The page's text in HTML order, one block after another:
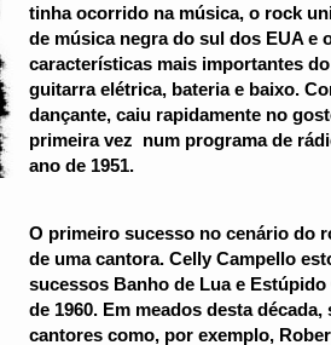
tinha ocorrido na música, o rock
de música negra do sul dos EUA e
características mais importantes
guitarra elétrica, bateria e baixo.
dançante, caiu rapidamente no
primeira vez num programa de
ano de 1951.
O primeiro sucesso no cenário do
de uma cantora. Celly Campello
sucessos Banho de Lua e
de 1960. Em meados desta
cantores como, por exemplo,